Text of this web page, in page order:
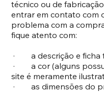
técnico ou de
entrar em contato com
problema com a
fique atento com:
· a descrição e ficha
· a cor (alguns
site é meramente
· as dimensões do